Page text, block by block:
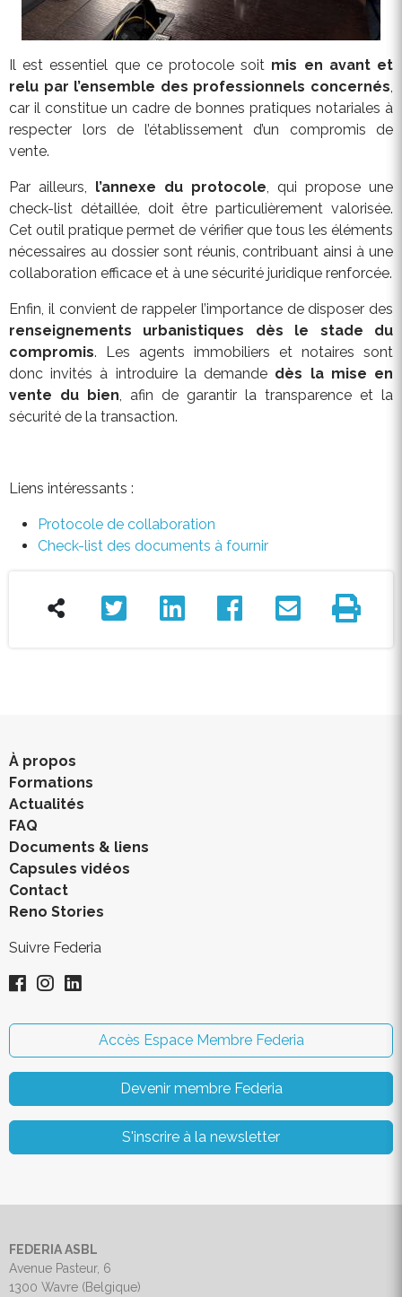
Il est essentiel que ce protocole soit mis en avant et
relu par l’ensemble des professionnels concernés,
car il constitue un cadre de bonnes pratiques notariales à
respecter lors de l’établissement d’un compromis de
vente.
Par ailleurs, l’annexe du protocole, qui propose une
check-list détaillée, doit être particulièrement valorisée.
Cet outil pratique permet de vérifier que tous les éléments
nécessaires au dossier sont réunis, contribuant ainsi à une
collaboration efficace et à une sécurité juridique renforcée.
Enfin, il convient de rappeler l’importance de disposer des
renseignements urbanistiques dès le stade du
compromis. Les agents immobiliers et notaires sont
donc invités à introduire la demande dès la mise en
vente du bien, afin de garantir la transparence et la
sécurité de la transaction.
Liens intéressants :
Protocole de collaboration
Check-list des documents à fournir
À propos
Formations
Actualités
FAQ
Documents & liens
Capsules vidéos
Contact
Reno Stories
Suivre Federia
Accès Espace Membre Federia
Devenir membre Federia
S'inscrire à la newsletter
FEDERIA ASBL
Avenue Pasteur, 6
1300 Wavre (Belgique)